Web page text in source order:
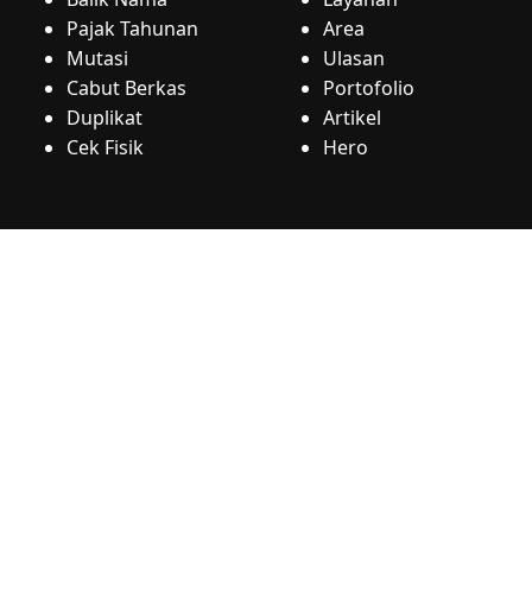
Pajak Tahunan
Mutasi
Cabut Berkas
Duplikat
Cek Fisik
Area
Ulasan
Portofolio
Artikel
Hero